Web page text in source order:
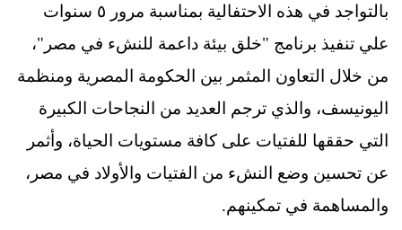
بالتواجد في هذه الاحتفالية بمناسبة مرور ٥ سنوات
علي تنفيذ برنامج "خلق بيئة داعمة للنشء في مصر"،
من خلال التعاون المثمر بين الحكومة المصرية ومنظمة
اليونيسف، والذي ترجم العديد من النجاحات الكبيرة
التي حققها للفتيات على كافة مستويات الحياة، وأثمر
عن تحسين وضع النشء من الفتيات والأولاد في مصر،
والمساهمة في تمكينهم.